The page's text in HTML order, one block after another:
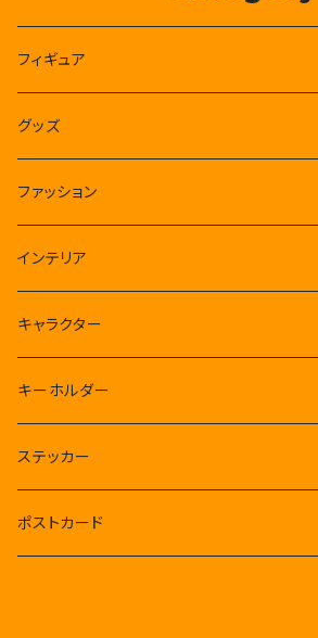
フィギュア
CSHボクセルフィギュア
クルリン王国
クルリン王子
ルンルンバ
グッズ
ファッション
Tシャツ
インテリア
キャラクター
CSH
フィギュア
アバター
クルリン王国
ルンルンバ
キーホルダー
煩悩パンダ
肉球千手観音ミニ
ステッカー
ポストカード